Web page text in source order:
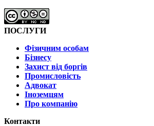
ПОСЛУГИ
Фізичним особам
Бізнесу
Захист від боргів
Промисловість
Адвокат
Іноземцям
Про компанію
Контакти